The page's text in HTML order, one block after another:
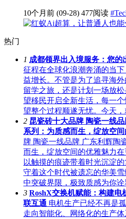
10个月前 (09-28) 477阅读
热门
1 成都领界出入境服务：您的
征程在全球化浪潮奔涌的当
益增长。不管是为了追寻海
留学之旅，还是计划一场放
望移民开启全新生活，每一
望整个过程顺遂无忧。今天
2 昆瓷砖十大品牌 陶瓷一线
系列：为质感而生，绽放空
牌 陶瓷一线品牌 广东利辉
而生，绽放空间的优雅魅力
以触摸的痕迹带着时光沉淀
守着这个时代被遗忘的华美
中突破界限，极致质感为你诠
3 RoshX交换机赋能：构建电
联互通 电机生产已经不再是
走向智能化、网络化的生产